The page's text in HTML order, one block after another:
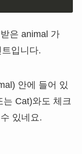
은 animal 가
입니다.
안에 들어 있
Cat)와도 체크
있네요.